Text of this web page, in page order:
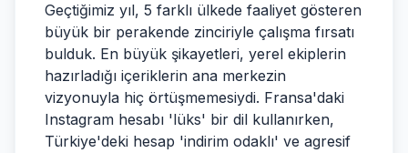
Geçtiğimiz yıl, 5 farklı ülkede faaliyet gösteren
büyük bir perakende zinciriyle çalışma fırsatı
bulduk. En büyük şikayetleri, yerel ekiplerin
hazırladığı içeriklerin ana merkezin
vizyonuyla hiç örtüşmemesiydi. Fransa'daki
Instagram hesabı 'lüks' bir dil kullanırken,
Türkiye'deki hesap 'indirim odaklı' ve agresif